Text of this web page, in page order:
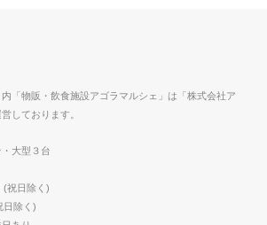
「物販・飲食施設アゴラマルシェ」は「株式会社ア
しております。
・大型３台
(祝日除く)
日除く)